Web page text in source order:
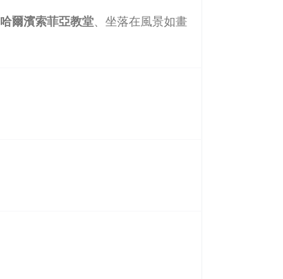
哈爾濱索菲亞教堂、坐落在風景如畫